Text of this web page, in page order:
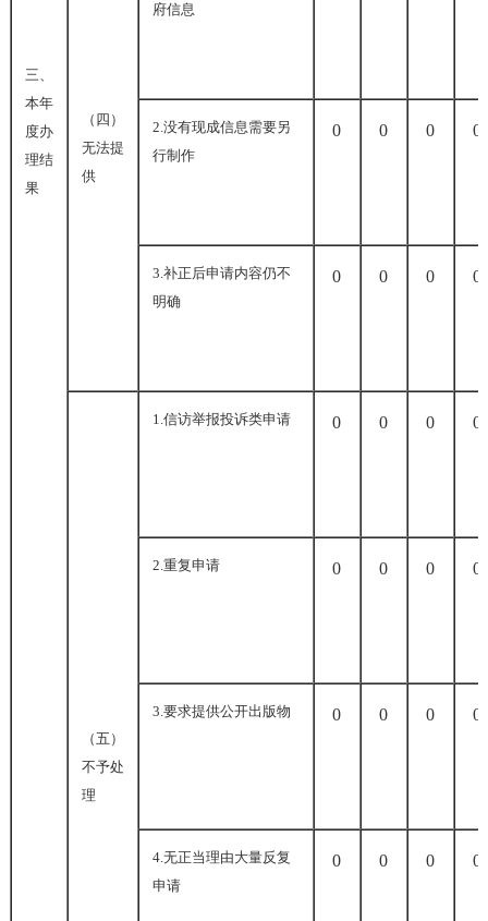
三、
本年
度办
理结
果
（四）
无法提
供
府信息
2.没有现成信息需要另
行制作
0 0 0 0
3.补正后申请内容仍不
明确
0 0 0 0
（五）
不予处
理
1.信访举报投诉类申请 0 0 0 0
2.重复申请 0 0 0 0
3.要求提供公开出版物 0 0 0 0
4.无正当理由大量反复
申请
0 0 0 0